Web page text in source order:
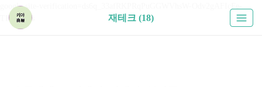
google-site-verification=ds6q_33afRKPRqPuGGWVhsW-Odv2gAFIcFe-
TKUPHos
재테크 (18)